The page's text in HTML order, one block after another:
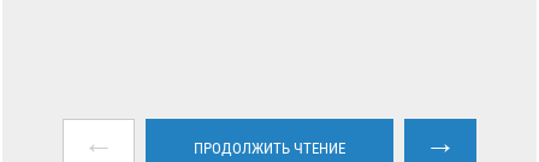
← ПРОДОЛЖИТЬ ЧТЕНИЕ →